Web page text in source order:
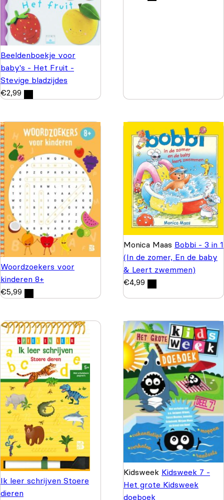
Beeldenboekje voor
baby's - Het Fruit -
Stevige bladzijdes
€2,99
Woordzoekers voor
kinderen 8+
€5,99
Monica Maas Bobbi - 3 in 1
(In de zomer, En de baby
& Leert zwemmen)
€4,99
Ik leer schrijven Stoere
dieren
Kidsweek Kidsweek 7 -
Het grote Kidsweek
doeboek